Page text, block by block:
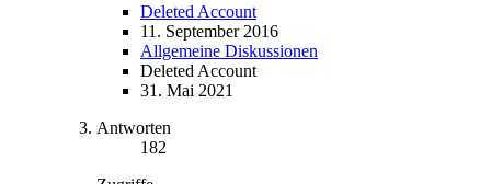
Deleted Account
11. September 2016
Allgemeine Diskussionen
Deleted Account
31. Mai 2021
Antworten
182